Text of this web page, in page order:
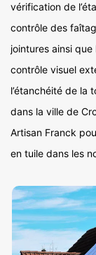
vérification de
contrôle des
jointures ainsi que
contrôle visuel
l’étanchéité de la
dans la ville de
Artisan Franck
en tuile dans les